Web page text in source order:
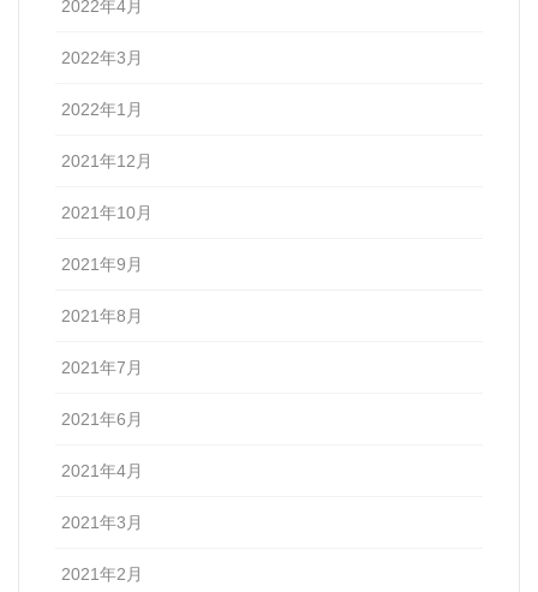
2022年4月
2022年3月
2022年1月
2021年12月
2021年10月
2021年9月
2021年8月
2021年7月
2021年6月
2021年4月
2021年3月
2021年2月